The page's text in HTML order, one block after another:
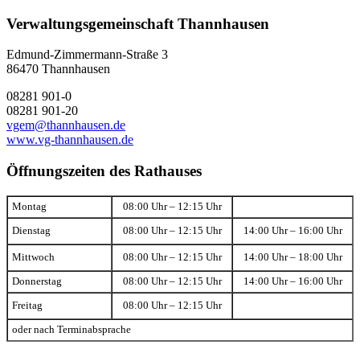
Verwaltungsgemeinschaft Thannhausen
Edmund-Zimmermann-Straße 3
86470 Thannhausen
08281 901-0
08281 901-20
vgem@thannhausen.de
www.vg-thannhausen.de
Öffnungszeiten des Rathauses
Montag 08:00 Uhr – 12:15 Uhr
Dienstag 08:00 Uhr – 12:15 Uhr 14:00 Uhr – 16:00 Uhr
Mittwoch 08:00 Uhr – 12:15 Uhr 14:00 Uhr – 18:00 Uhr
Donnerstag 08:00 Uhr – 12:15 Uhr 14:00 Uhr – 16:00 Uhr
Freitag 08:00 Uhr – 12:15 Uhr
oder nach Terminabsprache